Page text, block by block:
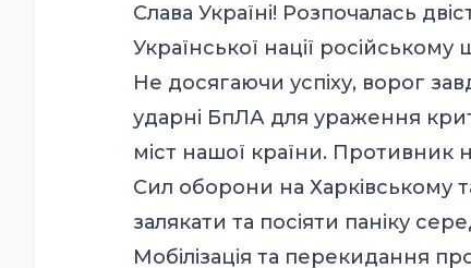
Слава Україні! Розпочалась
Української нації
Не досягаючи успіху, ворог
ударні БпЛА для ураження
міст нашої країни. Противник
Сил оборони на Харківському
залякати та посіяти паніку
Мобілізація та перекидання